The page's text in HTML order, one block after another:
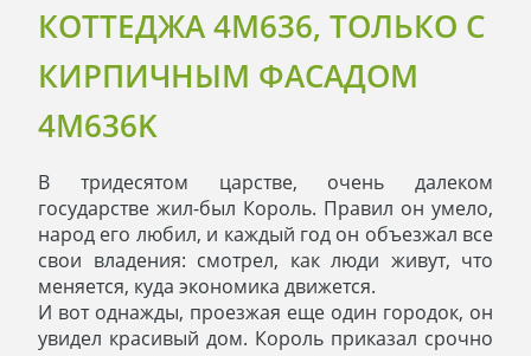
КОТТЕДЖА 4M636, ТОЛЬКО С
КИРПИЧНЫМ ФАСАДОМ
4M636K
В тридесятом царстве, очень далеком
государстве жил-был Король. Правил он умело,
народ его любил, и каждый год он объезжал все
свои владения: смотрел, как люди живут, что
меняется, куда экономика движется.
И вот однажды, проезжая еще один городок, он
увидел красивый дом. Король приказал срочно